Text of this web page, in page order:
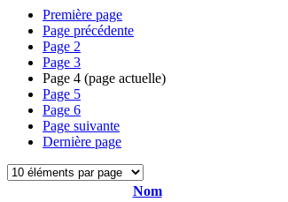
Première page
Page précédente
Page 2
Page 3
Page 4 (page actuelle)
Page 5
Page 6
Page suivante
Dernière page
Nom